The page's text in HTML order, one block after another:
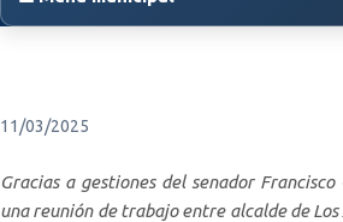
11/03/2025
Gracias a gestiones del senador
una reunión de trabajo entre alcalde de